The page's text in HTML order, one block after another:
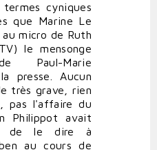
cyniques
que Marine Le
micro de Ruth
le mensonge
Paul-Marie
presse. Aucun
très grave, rien
pas l'affaire du
Philippot avait
de le dire à
au cours de